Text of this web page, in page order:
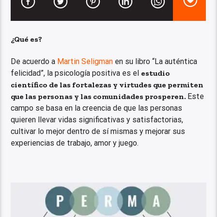
¿Qué es?
De acuerdo a Martin Seligman en su libro “La auténtica
felicidad”, la psicología positiva es el estudio
científico de las fortalezas y virtudes que permiten
que las personas y las comunidades prosperen. Este
campo se basa en la creencia de que las personas
quieren llevar vidas significativas y satisfactorias,
cultivar lo mejor dentro de sí mismas y mejorar sus
experiencias de trabajo, amor y juego.